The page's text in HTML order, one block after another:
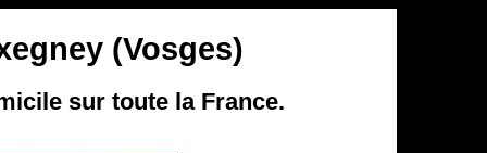
(Vosges)
sur toute la France.